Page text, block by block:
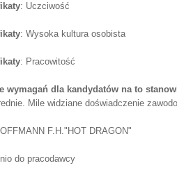
: Uczciwość
: Wysoka kultura osobista
: Pracowitość
wymagań dla kandydatów na to
Mile widziane doświadczenie
F.H."HOT DRAGON"
do pracodawcy